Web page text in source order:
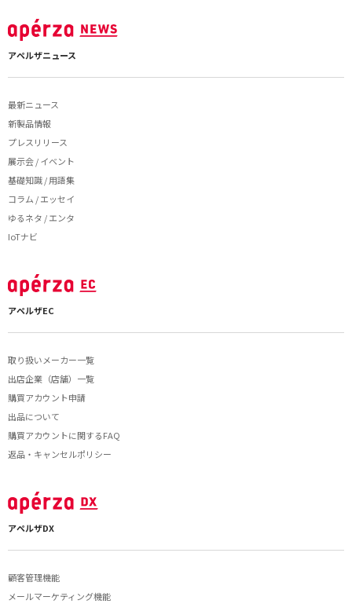
アペルザニュース
最新ニュース
新製品情報
プレスリリース
展示会 / イベント
基礎知識 / 用語集
コラム / エッセイ
ゆるネタ / エンタ
IoTナビ
アペルザEC
取り扱いメーカー一覧
出店企業（店舗）一覧
購買アカウント申請
出品について
購買アカウントに関するFAQ
返品・キャンセルポリシー
アペルザDX
顧客管理機能
メールマーケティング機能